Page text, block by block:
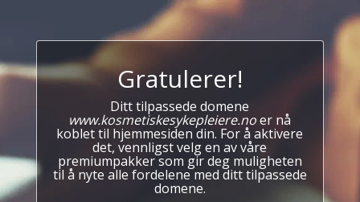
Gratulerer!
Ditt tilpassede domene
www.kosmetiskesykepleiere.noer nå
koblet til hjemmesiden din. For å aktivere
det, vennligst velg en av våre
premiumpakker som gir deg muligheten
til å nyte alle fordelene med ditt tilpassede
domene.